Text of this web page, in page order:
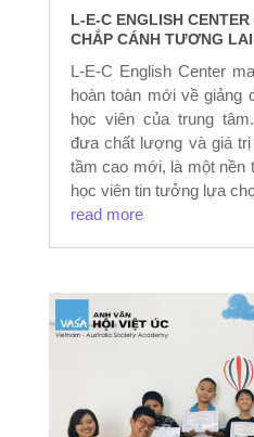
L-E-C ENGLISH
CHẮP CÁNH TƯƠNG LAI
L-E-C English Center
hoàn toàn mới về giảng
học viên của trung
đưa chất lượng và giá
tầm cao mới, là một nền
học viên tin tưởng lựa
read more